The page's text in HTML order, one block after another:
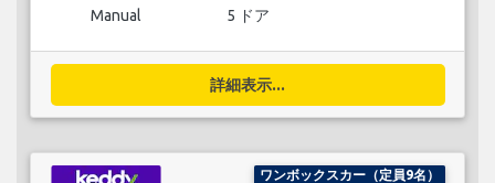
Manual 5 ドア
詳細表示...
ワンボックスカー（定員9名）